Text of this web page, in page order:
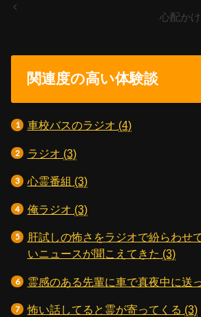
心配か
関連度の高い体験談
車校バスのラジオ (4)
ラジオ (3)
心霊番組 (3)
俺ラジオ (3)
肝試しの怖さをラジオで紛らわせ
いニュースが聞こえてきた (3)
霊感のある先輩に車で真夜中に送
怖い話してると霊が寄ってくる (3)